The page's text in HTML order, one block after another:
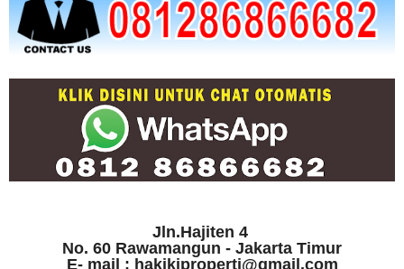
Jln.Hajiten 4
No. 60 Rawamangun - Jakarta Timur
E- mail : hakikiproperti@gmail.com